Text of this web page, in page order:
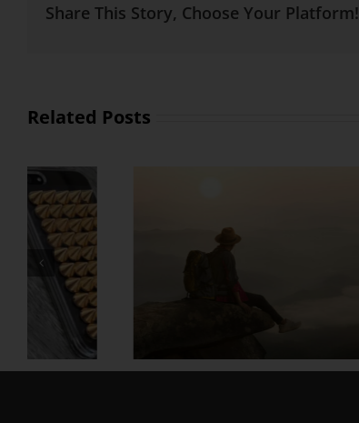
Share This Story, Choose Your Platform!
Related Posts
တွဲတာကြာလေ အချစ်တွေ ပို